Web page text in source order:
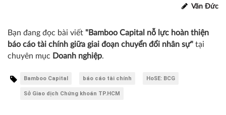
Văn Đức
Bạn đang đọc bài viết "Bamboo Capital nỗ lực hoàn thiện
báo cáo tài chính giữa giai đoạn chuyển đổi nhân sự" tại
chuyên mục Doanh nghiệp.
Bamboo Capital báo cáo tài chính HoSE: BCG
Sở Giao dịch Chứng khoán TP.HCM